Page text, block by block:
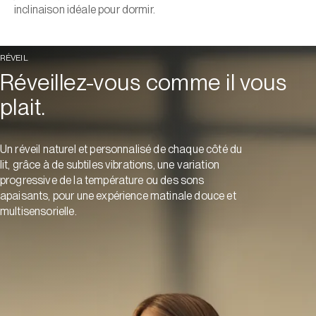
inclinaison idéale pour dormir.
RÉVEIL
Réveillez-vous comme il vous
plait.
Un réveil naturel et personnalisé de chaque côté du
lit, grâce à de subtiles vibrations, une variation
progressive de la température ou des sons
apaisants, pour une expérience matinale douce et
multisensorielle.